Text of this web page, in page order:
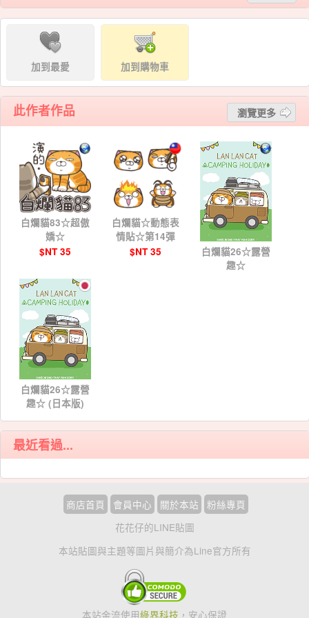
加到最愛 加到購物車
此作者作品 瀏覽更多
白爛貓83☆超傲
嬌☆
$NT 35
白爛貓☆動態表
情貼☆第14彈
$NT 35
白爛貓26☆露營
趣☆
白爛貓26☆露營
趣☆ (日本版)
$NT 75
最近看過...
商店首頁 會員中心 關於本站
粉絲專頁
花花仔的LINE貼圖
本站貼圖與主題等圖片與簡介為Line官方所有
本站金流使用綠界科技 ，安心保證